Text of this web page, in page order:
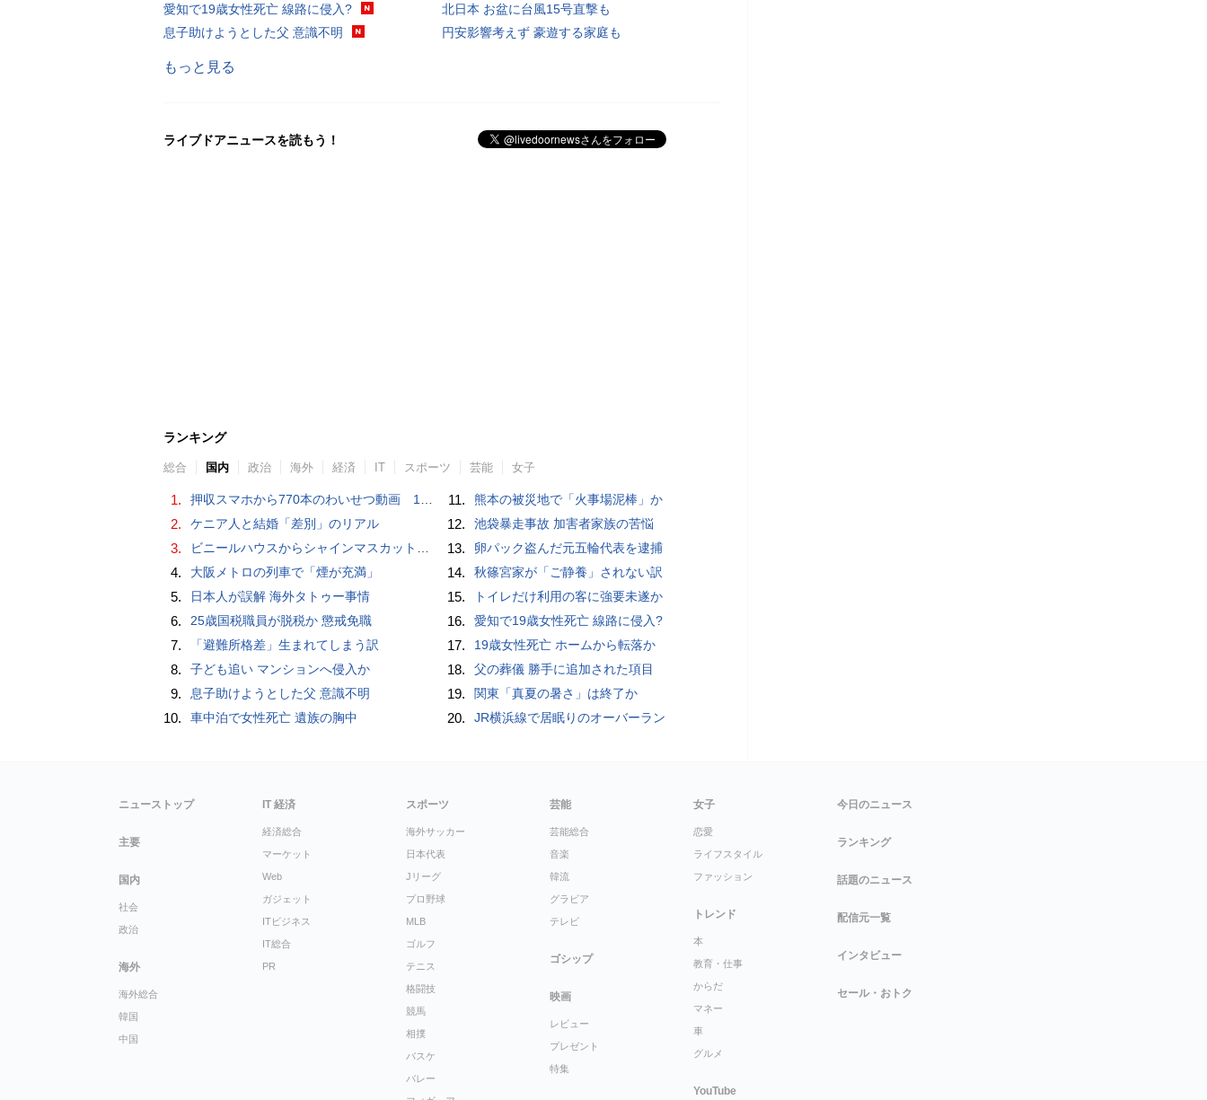
愛知で19歳女性死亡 線路に侵入?
息子助けようとした父 意識不明
北日本 お盆に台風15号直撃も
円安影響考えず 豪遊する家庭も
もっと見る
ライブドアニュースを読もう！
ランキング
総合 国内 政治 海外 経済 IT スポーツ 芸能 女子
1. 押収スマホから770本のわいせつ動画 15歳少女に酒と薬飲ませ性的暴行か 54歳男を再逮捕 「薬もありますよ」とSNSで誘い出し
2. ケニア人と結婚「差別」のリアル
3. ビニールハウスからシャインマスカット約200房を盗んだ疑い ネットで販売か 無職の男（42）逮捕 岡山県警
4. 大阪メトロの列車で「煙が充満」
5. 日本人が誤解 海外タトゥー事情
6. 25歳国税職員が脱税か 懲戒免職
7. 「避難所格差」生まれてしまう訳
8. 子ども追い マンションへ侵入か
9. 息子助けようとした父 意識不明
10. 車中泊で女性死亡 遺族の胸中
11. 熊本の被災地で「火事場泥棒」か
12. 池袋暴走事故 加害者家族の苦悩
13. 卵パック盗んだ元五輪代表を逮捕
14. 秋篠宮家が「ご静養」されない訳
15. トイレだけ利用の客に強要未遂か
16. 愛知で19歳女性死亡 線路に侵入?
17. 19歳女性死亡 ホームから転落か
18. 父の葬儀 勝手に追加された項目
19. 関東「真夏の暑さ」は終了か
20. JR横浜線で居眠りのオーバーラン
ニューストップ
主要
国内
社会
政治
海外
海外総合
韓国
中国
IT 経済
経済総合
マーケット
Web
ガジェット
ITビジネス
IT総合
PR
スポーツ
海外サッカー
日本代表
Jリーグ
プロ野球
MLB
ゴルフ
テニス
格闘技
競馬
相撲
バスケ
バレー
芸能
芸能総合
音楽
韓流
グラビア
テレビ
ゴシップ
映画
レビュー
プレゼント
特集
女子
恋愛
ライフスタイル
ファッション
トレンド
本
教育・仕事
からだ
マネー
車
グルメ
YouTube
今日のニュース
ランキング
話題のニュース
配信元一覧
インタビュー
セール・おトク